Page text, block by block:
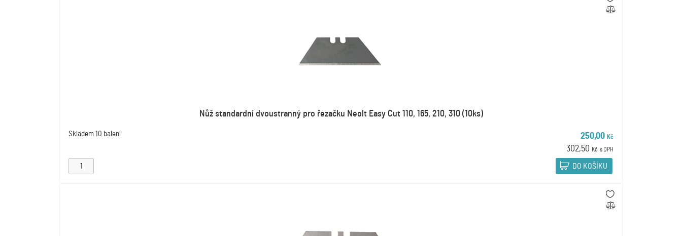
Nůž standardní dvoustranný pro řezačku Neolt Easy Cut 110, 165, 210, 310 (10ks)
Skladem 10 balení 250,00 Kč
302,50 Kč s DPH
DO KOŠÍKU